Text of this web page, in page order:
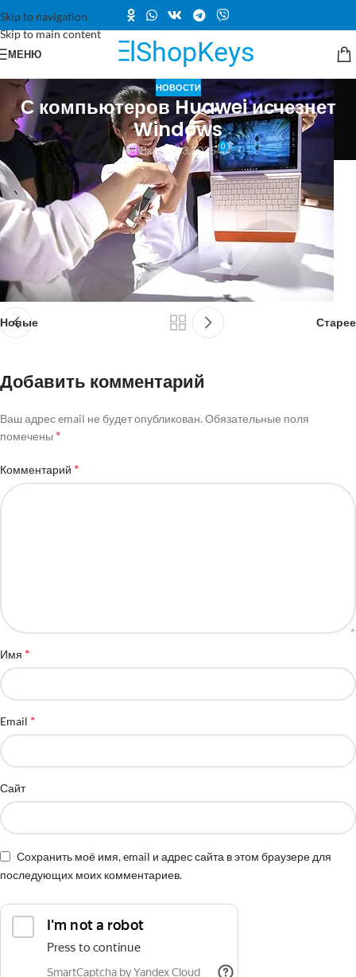
Skip to navigation
Skip to main content
МЕНЮ
НОВОСТИ
С компьютеров Huawei исчезнет
Windows
Вкл 18.03.2025 0
С компьютеров Huawei исчезнетWindows
Источник
Новые Старее
Добавить комментарий
Ваш адрес email не будет опубликован. Обязательные поля
помечены *
Комментарий *
Имя *
Email *
Сайт
Сохранить моё имя, email и адрес сайта в этом браузере для
последующих моих комментариев.